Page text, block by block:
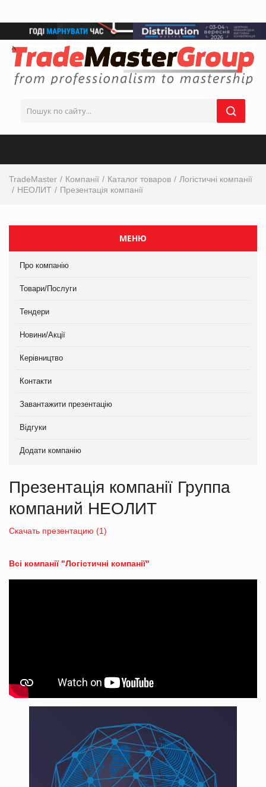
TradeMaster Компанії Каталог товаров
Логістичні компанії
НЕОЛИТ
Презентація компанії
МЕНЮ
Про компанію
Товари/Послуги
Тендери
Новини/Акції
Керівництво
Контакти
Завантажити презентацію
Відгуки
Додати компанію
Презентація компанії Группа
компаний НЕОЛИТ
Скачать презентацию (1)
Всі компанії "Логістичні компанії"